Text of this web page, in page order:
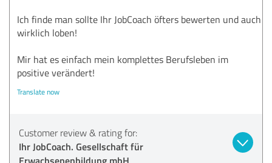
Ich finde man sollte Ihr JobCoach öfters bewerten und auch
wirklich loben!
Mir hat es einfach mein komplettes Berufsleben im
positive verändert!
Translate now
Customer review & rating for:
Ihr JobCoach. Gesellschaft für
Erwachsenenbildung mbH